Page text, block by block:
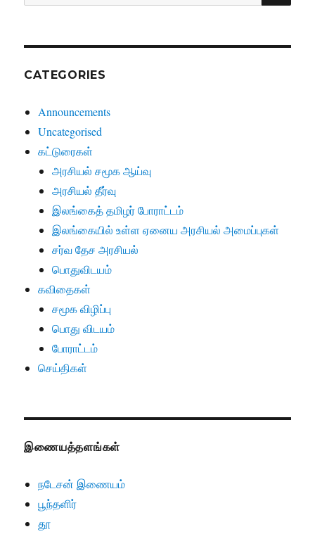
for:
CATEGORIES
Announcements
Uncategorised
கட்டுரைகள்
அரசியல் சமூக ஆய்வு
அரசியல் தீர்வு
இலங்கைத் தமிழர் போராட்டம்
இலங்கையில் உள்ள ஏனைய அரசியல் அமைப்புகள்
சர்வ தேச அரசியல்
பொதுவிடயம்
கவிதைகள்
சமூக விழிப்பு
பொது விடயம்
போராட்டம்
செய்திகள்
இணையத்தளங்கள்
நடேசன் இணையம்
பூந்தளிர்
தூ